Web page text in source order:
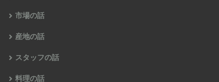
市場の話
産地の話
スタッフの話
料理の話